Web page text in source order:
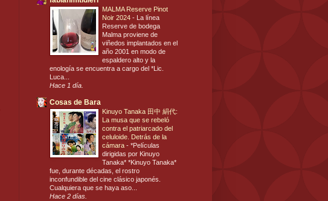
MALMA Reserve Pinot
Noir 2024 -
La línea
Reserve de bodega
Malma proviene de
viñedos implantados en el
año 2001 en modo de
espaldero alto y la
enología se encuentra a cargo del *Lic.
Luca...
Hace 1 día.
Cosas de Bara
Kinuyo Tanaka 田中 絹代:
La musa que se rebeló
contra el patriarcado del
celuloide. Detrás de la
cámara - *Películas
dirigidas por Kinuyo
Tanaka* *Kinuyo Tanaka*
fue, durante décadas, el rostro
inconfundible del cine clásico japonés.
Cualquiera que se haya aso...
Hace 2 días.